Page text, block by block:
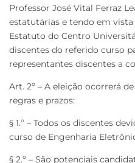
Professor José Vital Ferraz
estatutárias e tendo em vista
Estatuto do Centro
discentes do referido curso
representantes discentes a
Art. 2º – A eleição ocorrerá
regras e prazos:
§ 1.º – Todos os discentes
curso de Engenharia
§ 2.º – São potenciais